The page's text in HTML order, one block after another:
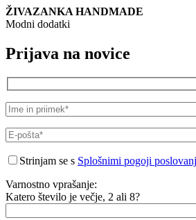
ŽIVAZANKA HANDMADE
Modni dodatki
Prijava na novice
Strinjam se s Splošnimi pogoji
Varnostno vprašanje:
Katero število je večje, 2 ali 8?